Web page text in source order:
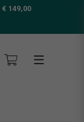
€ 149,00